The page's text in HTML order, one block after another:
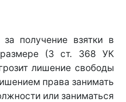
за получение взятки в
(3 ст. 368 УК
лишение свободы
права занимать
или заниматься